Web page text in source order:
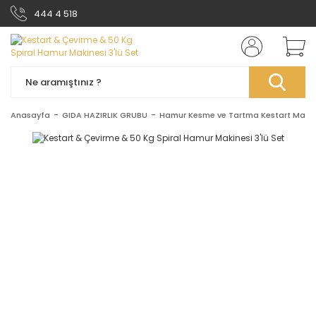
444 4 518
Anasayfa GIDA HAZIRLIK GRUBU Hamur Kesme ve Tartma Kestart